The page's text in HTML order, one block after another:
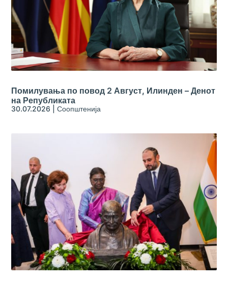
Помилувања по повод 2 Август, Илинден – Денот
на Републиката
30.07.2026 |Соопштенија